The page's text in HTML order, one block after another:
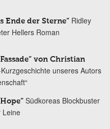
Ende der Sterne“ Ridley
Hellers Roman
von Christian
unseres Autors
Südkoreas Blockbuster
Leine